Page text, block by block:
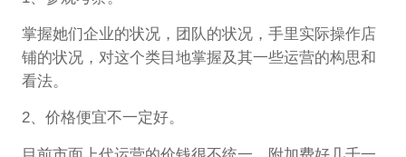
掌握她们企业的状况，团队的状况，手里实际操作店
铺的状况，对这个类目地掌握及其一些运营的构思和
看法。
2、价格便宜不一定好。